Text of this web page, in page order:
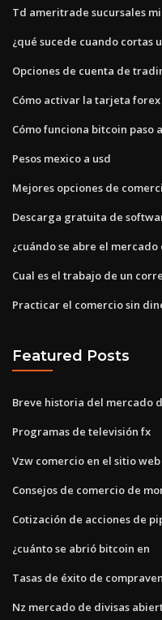
Td ameritrade sucursales
¿qué sucede cuando cortas
Opciones de cuenta de
Cómo activar la tarjeta
Cómo funciona bitcoin paso
Pesos mexico a usd
Mejores opciones de
Descarga gratuita de
¿cuándo se abre el mercado
Cual es el trabajo de un
Practicar el comercio sin
Featured Posts
Breve historia del mercado
Programas de televisión fx
Vzw comercio en el sitio web
Consejos de comercio de
Cotización de acciones de
¿cuánto se abrió bitcoin en
Tasas de éxito de
Nz mercado de divisas